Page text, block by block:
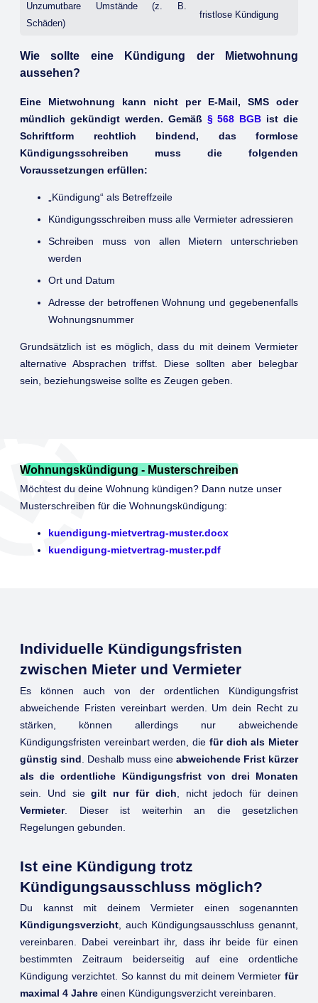
Unzumutbare Umstände (z. B.
Schäden)
fristlose Kündigung
Wie sollte eine Kündigung der Mietwohnung
aussehen?
Eine Mietwohnung kann nicht per E-Mail, SMS oder
mündlich gekündigt werden. Gemäß § 568 BGB ist die
Schriftform rechtlich bindend, das formlose
Kündigungsschreiben muss die folgenden
Voraussetzungen erfüllen:
„Kündigung“ als Betreffzeile
Kündigungsschreiben muss alle Vermieter adressieren
Schreiben muss von allen Mietern unterschrieben
werden
Ort und Datum
Adresse der betroffenen Wohnung und gegebenenfalls
Wohnungsnummer
Grundsätzlich ist es möglich, dass du mit deinem Vermieter
alternative Absprachen triffst. Diese sollten aber belegbar
sein, beziehungsweise sollte es Zeugen geben.
Wohnungskündigung - Musterschreiben
Möchtest du deine Wohnung kündigen? Dann nutze unser
Musterschreiben für die Wohnungskündigung:
kuendigung-mietvertrag-muster.docx
kuendigung-mietvertrag-muster.pdf
Individuelle Kündigungsfristen
zwischen Mieter und Vermieter
Es können auch von der ordentlichen Kündigungsfrist
abweichende Fristen vereinbart werden. Um dein Recht zu
stärken, können allerdings nur abweichende
Kündigungsfristen vereinbart werden, die für dich als Mieter
günstig sind . Deshalb muss eine abweichende Frist kürzer
als die ordentliche Kündigungsfrist von drei Monaten
sein. Und siegilt nur für dich , nicht jedoch für deinen
Vermieter. Dieser ist weiterhin an die gesetzlichen
Regelungen gebunden.
Ist eine Kündigung trotz
Kündigungsausschluss möglich?
Du kannst mit deinem Vermieter einen sogenannten
Kündigungsverzicht , auch Kündigungsausschluss genannt,
vereinbaren. Dabei vereinbart ihr, dass ihr beide für einen
bestimmten Zeitraum beiderseitig auf eine ordentliche
Kündigung verzichtet. So kannst du mit deinem Vermieter für
maximal 4 Jahre einen Kündigungsverzicht vereinbaren.